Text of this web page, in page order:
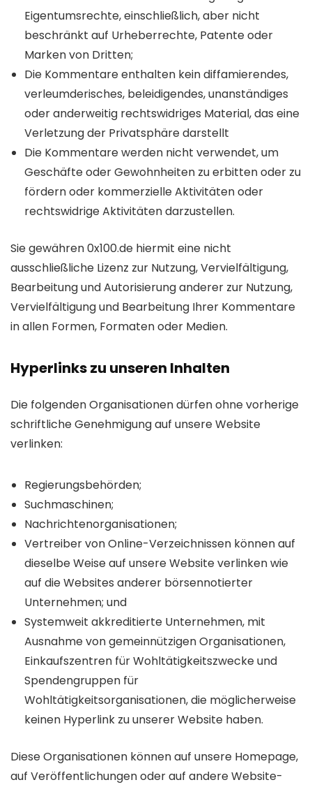
Eigentumsrechte, einschließlich, aber nicht
beschränkt auf Urheberrechte, Patente oder
Marken von Dritten;
Die Kommentare enthalten kein diffamierendes,
verleumderisches, beleidigendes, unanständiges
oder anderweitig rechtswidriges Material, das eine
Verletzung der Privatsphäre darstellt
Die Kommentare werden nicht verwendet, um
Geschäfte oder Gewohnheiten zu erbitten oder zu
fördern oder kommerzielle Aktivitäten oder
rechtswidrige Aktivitäten darzustellen.
Sie gewähren 0x100.de hiermit eine nicht
ausschließliche Lizenz zur Nutzung, Vervielfältigung,
Bearbeitung und Autorisierung anderer zur Nutzung,
Vervielfältigung und Bearbeitung Ihrer Kommentare
in allen Formen, Formaten oder Medien.
Hyperlinks zu unseren Inhalten
Die folgenden Organisationen dürfen ohne vorherige
schriftliche Genehmigung auf unsere Website
verlinken:
Regierungsbehörden;
Suchmaschinen;
Nachrichtenorganisationen;
Vertreiber von Online-Verzeichnissen können auf
dieselbe Weise auf unsere Website verlinken wie
auf die Websites anderer börsennotierter
Unternehmen; und
Systemweit akkreditierte Unternehmen, mit
Ausnahme von gemeinnützigen Organisationen,
Einkaufszentren für Wohltätigkeitszwecke und
Spendengruppen für
Wohltätigkeitsorganisationen, die möglicherweise
keinen Hyperlink zu unserer Website haben.
Diese Organisationen können auf unsere Homepage,
auf Veröffentlichungen oder auf andere Website-